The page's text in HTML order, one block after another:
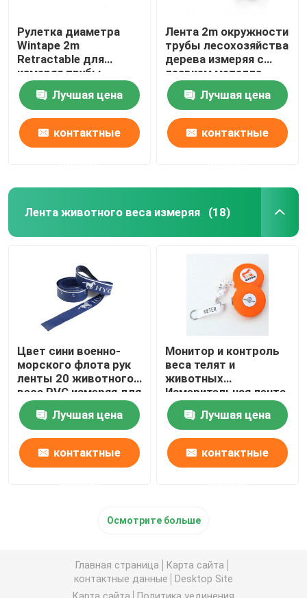
Рулетка диаметра
Wintape 2m
Retractable для
измеряя трубы
Лучшая цена
контактные
Лента 2m окружности
трубы лесохозяйства
дерева измеряя с
лезвием металла
случая нержавеющей
стали Лучшая цена
контактные
Лента животного веса измеряя (18)
Цвет сини военно-
морского флота рук
ленты 20 животного
веса PVC измеряя для
пони лошадей
Лучшая цена
контактные
Монитор и контроль
веса телят и
животных
Измерительная лента
Английская и
французская
весовые шкалы для
ветеринарных клиник
Лучшая цена
контактные
Осмотрите больше
Главная страница
Карта сайта
контактные данные
Desktop Site
Карта сайта
Политика уединения